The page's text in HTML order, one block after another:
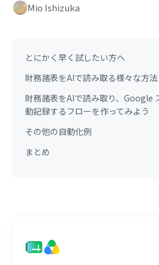
Mio Ishizuka
とにかく早く試したい方へ
財務諸表をAIで読み取る様々な方法
財務諸表をAIで読み取り、Google
動記録するフローを作ってみよう
その他の自動化例
まとめ